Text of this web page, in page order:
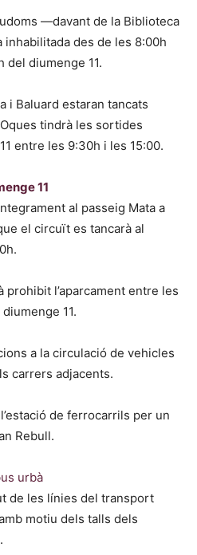
—davant de la Biblioteca
des de les 8:00h
del diumenge 11.
i Baluard estaran tancats
tindrà les sortides
entre les 9:30h i les 15:00.
11
al passeig Mata a
el circuït es tancarà al
l’aparcament entre les
11.
a la circulació de vehicles
carrers adjacents.
de ferrocarrils per un
Rebull.
urbà
de les línies del transport
motiu dels talls dels